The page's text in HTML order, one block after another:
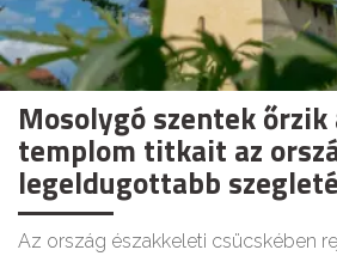
Mosolygó szentek őrzik
templom titkait az
legeldugottabb
Az ország északkeleti csücskében